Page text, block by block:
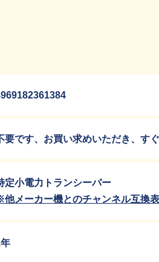
要です、お買い求めいただき、す
定小電力トランシーバー
他メーカー機とのチャンネル互換